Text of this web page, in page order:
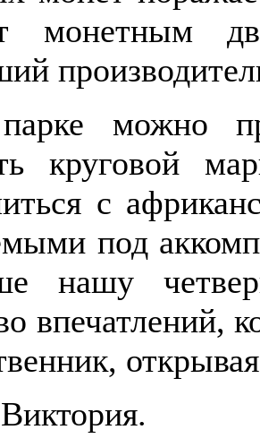
можно
круговой
с
под
нашу
впечатлений,